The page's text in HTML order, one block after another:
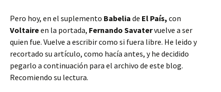
Pero hoy, en el suplemento Babelia de El País, con
Voltaireen la portada, Fernando Savatervuelve a ser
quien fue. Vuelve a escribir como si fuera libre. He leido y
recortado su artículo, como hacía antes, y he decidido
pegarlo a continuación para el archivo de este blog.
Recomiendo su lectura.